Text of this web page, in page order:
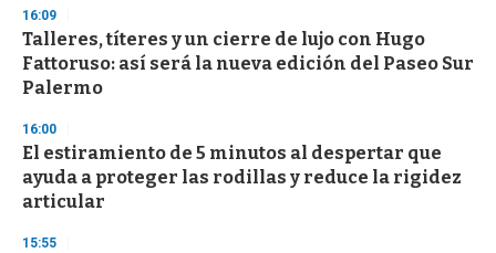
16:09
Talleres, títeres y un cierre de lujo con Hugo
Fattoruso: así será la nueva edición del Paseo Sur
Palermo
16:00
El estiramiento de 5 minutos al despertar que
ayuda a proteger las rodillas y reduce la rigidez
articular
15:55